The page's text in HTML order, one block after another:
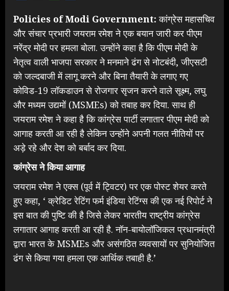
Policies of Modi Government:कांग्रेस महासचिव
और संचार प्रभारी जयराम रमेश ने एक बयान जारी कर पीएम
नरेंद्र मोदी पर हमला बोला. उन्होंने कहा है कि पीएम मोदी के
नेतृत्व वाली भाजपा सरकार ने मनमाने ढंग से नोटबंदी, जीएसटी
को जल्दबाजी में लागू करने और बिना तैयारी के लगाए गए
कोविड-19 लॉकडाउन से रोजगार सृजन करने वाले सूक्ष्म, लघु
और मध्यम उद्यमों (MSMEs) को तबाह कर दिया. साथ ही
जयराम रमेश ने कहा है कि कांग्रेस पार्टी लगातार पीएम मोदी को
आगाह करती आ रही है लेकिन उन्होंने अपनी गलत नीतियों पर
अड़े रहे और देश को बर्बाद कर दिया.
कांग्रेस ने किया आगाह
जयराम रमेश ने एक्स (पूर्व में ट्विटर) पर एक पोस्ट शेयर करते
हुए कहा, ‘ क्रेडिट रेटिंग फर्म इंडिया रेटिंग्स की एक नई रिपोर्ट ने
इस बात की पुष्टि की है जिसे लेकर भारतीय राष्ट्रीय कांग्रेस
लगातार आगाह करती आ रही है. नॉन-बायोलॉजिकल प्रधानमंत्री
द्वारा भारत के MSMEs और असंगठित व्यवसायों पर सुनियोजित
ढंग से किया गया हमला एक आर्थिक तबाही है.’